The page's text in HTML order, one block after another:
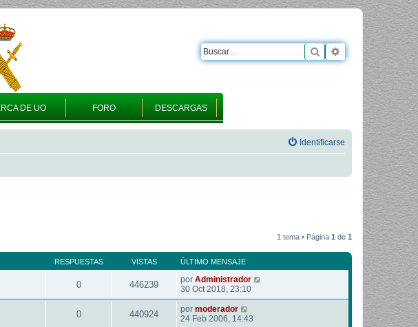
DE UO FORO DESCARGAS
Buscar Búsqueda
Identificarse
1 tema • Página 1 de 1
RESPUESTAS VISTAS ÚLTIMO MENSAJE
0 446239 por Administrador
30 Oct 2018, 23:10
0 440924 por moderador
24 Feb 2006, 14:43